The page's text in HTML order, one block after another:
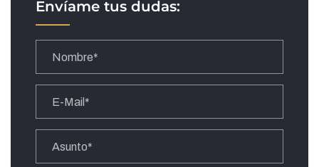
Envíame tus dudas: